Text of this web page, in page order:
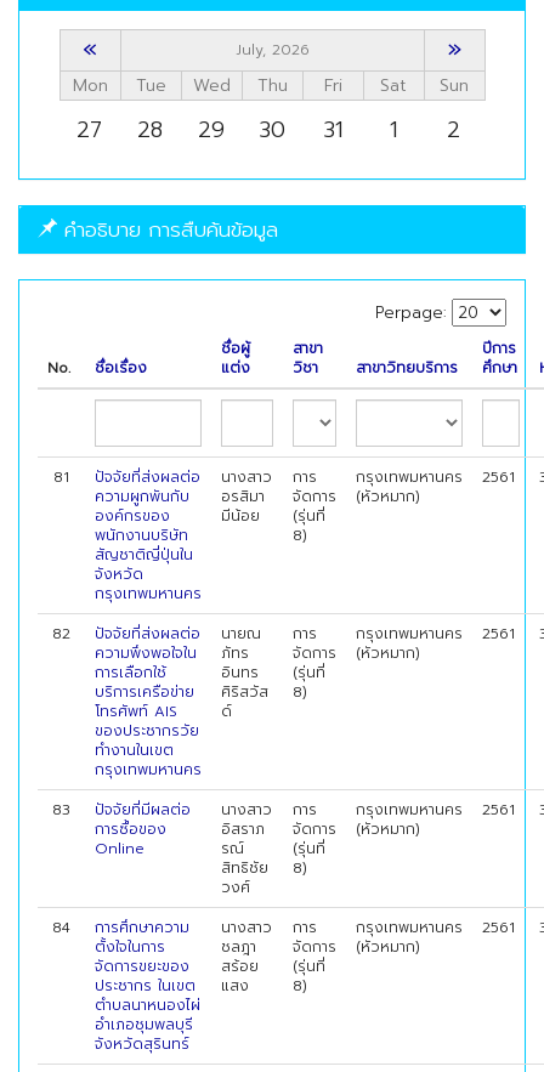
« July, 2026 »
Mon Tue Wed Thu Fri Sat Sun
27 28 29 30 31 1 2
คำอธิบาย การสืบค้นข้อมูล
Perpage:
No. ชื่อเรื่อง
ชื่อผู้
แต่ง
สาขา
วิชา
สาขาวิทยบริการ
ปีการ
ศึกษา
81
ปัจจัยที่ส่งผลต่อ
ความผูกพันกับ
องค์กรของ
พนักงานบริษัท
สัญชาติญี่ปุ่นใน
จังหวัด
กรุงเทพมหานคร
นางสาว
อรสิมา
มีน้อย
การ
จัดการ
(รุ่นที่
8)
กรุงเทพมหานคร
(หัวหมาก)
2561
82
ปัจจัยที่ส่งผลต่อ
ความพึงพอใจใน
การเลือกใช้
บริการเครือข่าย
โทรศัพท์ AIS
ของประชากรวัย
ทำงานในเขต
กรุงเทพมหานคร
นายณ
ภัทร
อินทร
ศิริสวัส
ด์
การ
จัดการ
(รุ่นที่
8)
กรุงเทพมหานคร
(หัวหมาก)
2561
83
ปัจจัยที่มีผลต่อ
การซื้อของ
Online
นางสาว
อิสราภ
รณ์
สิทธิชัย
วงศ์
การ
จัดการ
(รุ่นที่
8)
กรุงเทพมหานคร
(หัวหมาก)
2561
84
การศึกษาความ
ตั้งใจในการ
จัดการขยะของ
ประชากร ในเขต
ตำบลนาหนองไผ่
อำเภอชุมพลบุรี
จังหวัดสุรินทร์
นางสาว
ชลฎา
สร้อย
แสง
การ
จัดการ
(รุ่นที่
8)
กรุงเทพมหานคร
(หัวหมาก)
2561